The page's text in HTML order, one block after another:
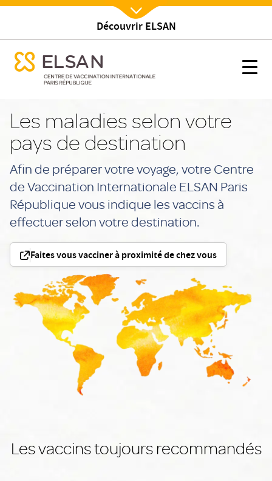
contenu
principal
Découvrir ELSAN
Votre destination
menu mobile
Nx:Afficher menu
menu mobile
Les maladies selon votre
pays de destination
Afin de préparer votre voyage, votre Centre
de Vaccination Internationale ELSAN Paris
République vous indique les vaccins à
effectuer selon votre destination.
Faites vous vacciner à proximité de chez vous
Les vaccins toujours recommandés